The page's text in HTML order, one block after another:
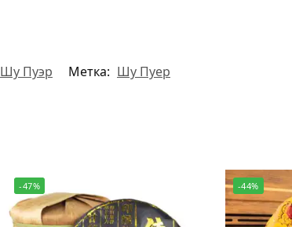
Шу Пуэр Метка: Шу Пуер
-47% -44%